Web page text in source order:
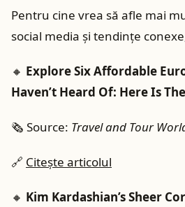
Pentru cine vrea să afle mai
social media și tendințe
🔸 Explore Six Affordable
Haven’t Heard Of: Here Is
🗞️ Source: Travel and Tour
🔗 Citește articolul
🔸 Kim Kardashian’s Sheer